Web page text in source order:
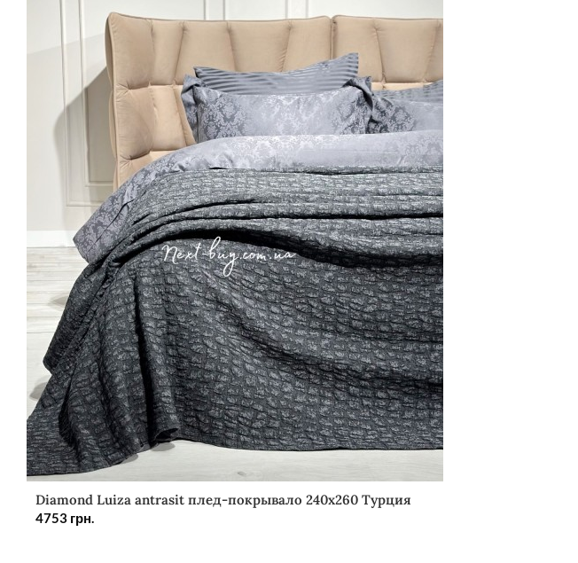
Diamond Luiza antrasit плед-покрывало 240х260 Турция
4753 грн.